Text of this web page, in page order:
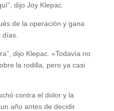
dijo Joy Klepac.
de la operación y gana
dijo Klepac. «Todavía no
la rodilla, pero ya casi
contra el dolor y la
año antes de decidir